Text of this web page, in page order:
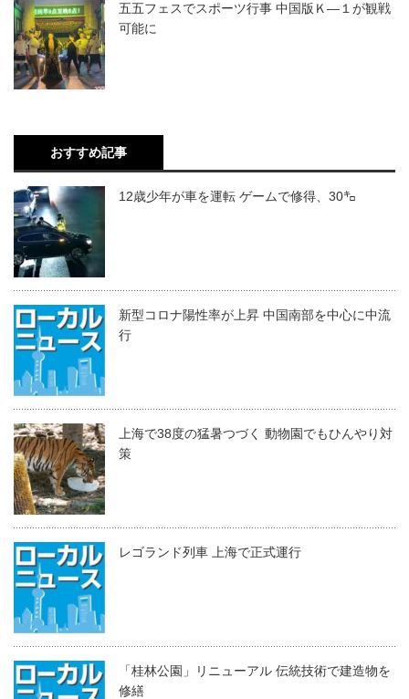
五五フェスでスポーツ行事 中国版Ｋ―１が観戦
可能に
おすすめ記事
12歳少年が車を運転 ゲームで修得、30㌔
新型コロナ陽性率が上昇 中国南部を中心に中流
行
上海で38度の猛暑つづく 動物園でもひんやり対
策
レゴランド列車 上海で正式運行
「桂林公園」リニューアル 伝統技術で建造物を
修繕